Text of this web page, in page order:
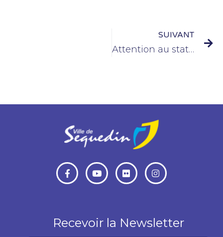
SUIVANT
Attention au stationnement sauvage !
Recevoir la Newsletter